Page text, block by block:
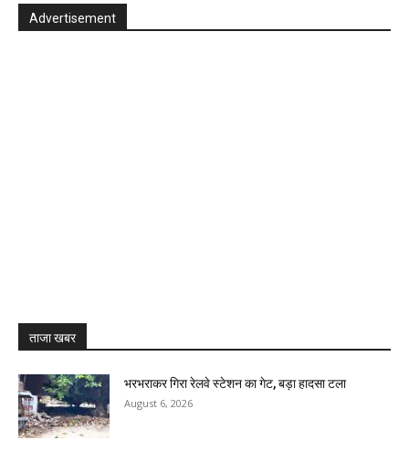
Advertisement
ताजा खबर
भरभराकर गिरा रेलवे स्टेशन का गेट, बड़ा हादसा टला
August 6, 2026